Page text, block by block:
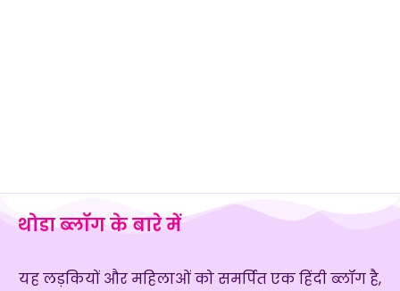
थोडा ब्लॉग के बारे में
यह लड़कियों और महिलाओं को समर्पित एक हिंदी ब्लॉग है,